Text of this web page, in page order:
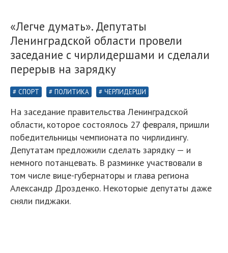
«Легче думать». Депутаты
Ленинградской области провели
заседание с чирлидершами и сделали
перерыв на зарядку
СПОРТ ПОЛИТИКА ЧЕРЛИДЕРШИ
На заседание правительства Ленинградской
области, которое состоялось 27 февраля, пришли
победительницы чемпионата по чирлидингу.
Депутатам предложили сделать зарядку — и
немного потанцевать. В разминке участвовали в
том числе вице-губернаторы и глава региона
Александр Дрозденко. Некоторые депутаты даже
сняли пиджаки.